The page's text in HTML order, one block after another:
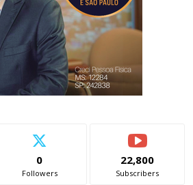
0
Followers
22,800
Subscribers